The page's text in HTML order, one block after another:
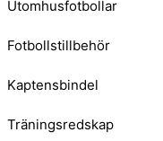
Utomhusfotbollar
Fotbollstillbehör
Kaptensbindel
Träningsredskap